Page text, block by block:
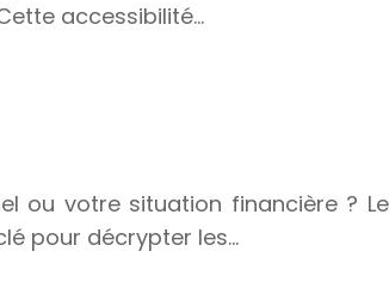
accessibilité…
ou votre situation financière ? Le
pour décrypter les…